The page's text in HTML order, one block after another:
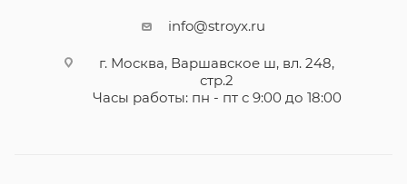
info@stroyx.ru
г. Москва, Варшавское ш, вл. 248,
стр.2
Часы работы: пн - пт с 9:00 до 18:00